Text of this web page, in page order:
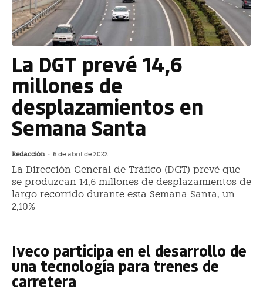
La DGT prevé 14,6
millones de
desplazamientos en
Semana Santa
Redacción - 6 de abril de 2022
La Dirección General de Tráfico (DGT) prevé que
se produzcan 14,6 millones de desplazamientos de
largo recorrido durante esta Semana Santa, un
2,10%
Iveco participa en el desarrollo de
una tecnología para trenes de
carretera